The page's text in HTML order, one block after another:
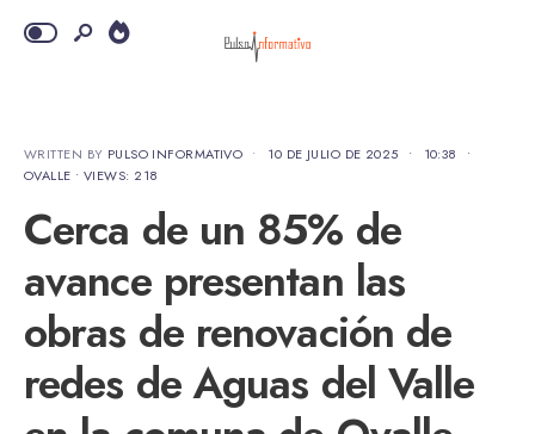
WRITTEN BY PULSO INFORMATIVO • 10 DE JULIO DE 2025 • 10:38
•
OVALLE • VIEWS: 218
Cerca de un 85% de
avance presentan las
obras de renovación de
redes de Aguas del Valle